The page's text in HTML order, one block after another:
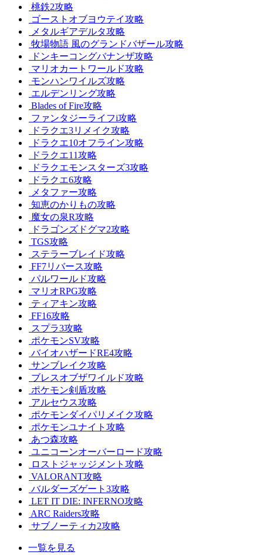
桃鉄2攻略
ゴーストオブヨウテイ攻略
メタルギアデルタ攻略
牧場物語 風のグランドバザール攻略
ドンキーコングバナンザ攻略
マリオカートワールド攻略
モンハンワイルズ攻略
エルデンリング攻略
Blades of Fire攻略
ファンタジーライフi攻略
ドラクエ3リメイク攻略
ドラクエ10オフライン攻略
ドラクエ11攻略
ドラクエモンスターズ3攻略
ドラクエ6攻略
メタファー攻略
知恵のかりもの攻略
魔女の泉R攻略
ドラゴンズドグマ2攻略
TGS攻略
ステラーブレイド攻略
FF7リバース攻略
パルワールド攻略
マリオRPG攻略
ティアキン攻略
FF16攻略
スプラ3攻略
ポケモンSV攻略
バイオハザードRE4攻略
サンブレイク攻略
ブレスオブザワイルド攻略
ポケモン剣盾攻略
アルセウス攻略
ポケモンダイパリメイク攻略
ポケモンユナイト攻略
あつ森攻略
ユニコーンオーバーロード攻略
ロストジャッジメント攻略
VALORANT攻略
バルダーズゲート3攻略
LET IT DIE: INFERNO攻略
ARC Raiders攻略
サブノーティカ2攻略
一覧を見る